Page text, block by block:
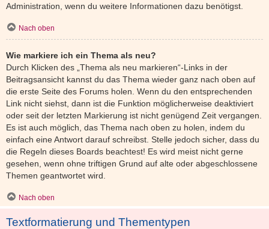
Administration, wenn du weitere Informationen dazu benötigst.
Nach oben
Wie markiere ich ein Thema als neu?
Durch Klicken des „Thema als neu markieren“-Links in der
Beitragsansicht kannst du das Thema wieder ganz nach oben auf
die erste Seite des Forums holen. Wenn du den entsprechenden
Link nicht siehst, dann ist die Funktion möglicherweise deaktiviert
oder seit der letzten Markierung ist nicht genügend Zeit vergangen.
Es ist auch möglich, das Thema nach oben zu holen, indem du
einfach eine Antwort darauf schreibst. Stelle jedoch sicher, dass du
die Regeln dieses Boards beachtest! Es wird meist nicht gerne
gesehen, wenn ohne triftigen Grund auf alte oder abgeschlossene
Themen geantwortet wird.
Nach oben
Textformatierung und Thementypen